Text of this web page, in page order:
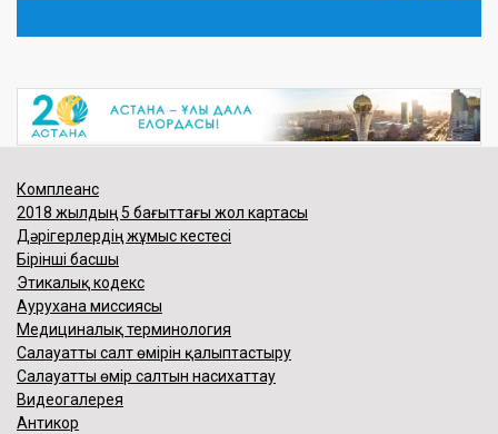
18.05.2026
мүмкіндіктер туралы түсіндірілді
(more…) ...
Комплеанс
2018 жылдың 5 бағыттағы жол картасы
Дәрігерлердің жұмыс кестесі
Бірінші басшы
Этикалық кодекс
Аурухана миссиясы
Медициналық терминология
Салауатты салт өмірін қалыптастыру
Салауатты өмір салтын насихаттау
Видеогалерея
Антикор